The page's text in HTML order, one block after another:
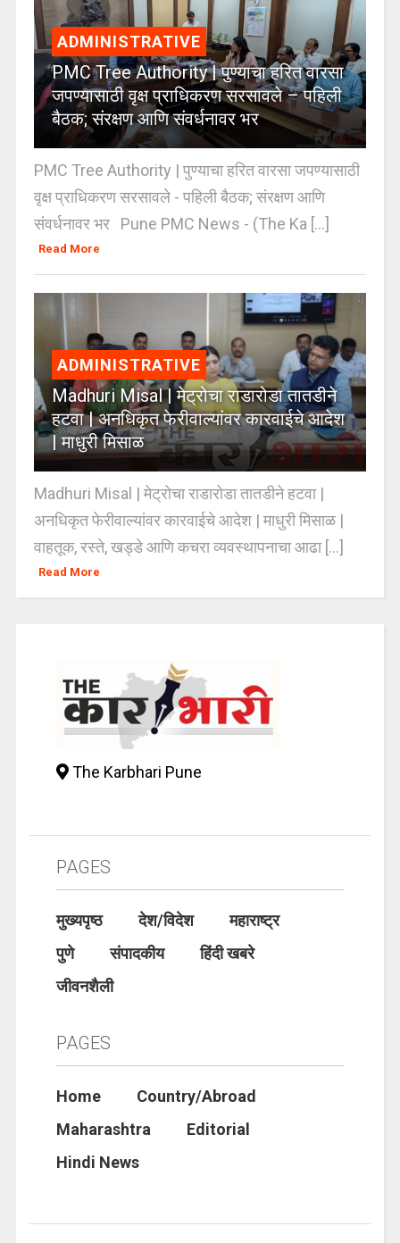
ADMINISTRATIVE
PMC Tree Authority | पुण्याचा हरित वारसा
जपण्यासाठी वृक्ष प्राधिकरण सरसावले – पहिली
बैठक; संरक्षण आणि संवर्धनावर भर
PMC Tree Authority | पुण्याचा हरित वारसा जपण्यासाठी
वृक्ष प्राधिकरण सरसावले - पहिली बैठक; संरक्षण आणि
संवर्धनावर भर Pune PMC News - (The Ka [...]
Read More
ADMINISTRATIVE
Madhuri Misal | मेट्रोचा राडारोडा तातडीने
हटवा | अनधिकृत फेरीवाल्यांवर कारवाईचे आदेश
| माधुरी मिसाळ
Madhuri Misal | मेट्रोचा राडारोडा तातडीने हटवा |
अनधिकृत फेरीवाल्यांवर कारवाईचे आदेश | माधुरी मिसाळ |
वाहतूक, रस्ते, खड्डे आणि कचरा व्यवस्थापनाचा आढा [...]
Read More
The Karbhari Pune
PAGES
मुख्यपृष्ठ देश/विदेश
महाराष्ट्र
पुणे
संपादकीय
हिंदी खबरे
जीवनशैली
PAGES
Home
Country/Abroad
Maharashtra
Editorial
Hindi News